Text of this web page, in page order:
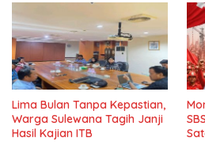
Lima Bulan Tanpa Kepastian,
Warga Sulewana Tagih Janji
Hasil Kajian ITB